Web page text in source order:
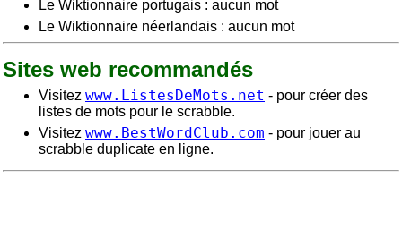
Le Wiktionnaire portugais : aucun mot
Le Wiktionnaire néerlandais : aucun mot
Sites web recommandés
Visitez www.ListesDeMots.net - pour créer des
listes de mots pour le scrabble.
Visitez www.BestWordClub.com - pour jouer au
scrabble duplicate en ligne.